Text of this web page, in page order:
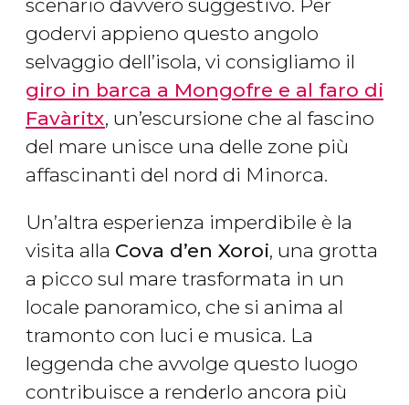
scenario davvero suggestivo. Per
godervi appieno questo angolo
selvaggio dell’isola, vi consigliamo il
giro in barca a Mongofre e al faro di
Favàritx, un’escursione che al fascino
del mare unisce una delle zone più
affascinanti del nord di Minorca.
Un’altra esperienza imperdibile è la
visita alla Cova d’en Xoroi, una grotta
a picco sul mare trasformata in un
locale panoramico, che si anima al
tramonto con luci e musica. La
leggenda che avvolge questo luogo
contribuisce a renderlo ancora più